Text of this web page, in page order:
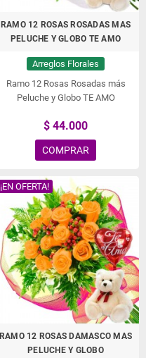
RAMO 12 ROSAS ROSADAS MAS
PELUCHE Y GLOBO TE AMO
Arreglos Florales
Ramo 12 Rosas Rosadas más
Peluche y Globo TE AMO
$ 44.000
COMPRAR
¡EN OFERTA!
RAMO 12 ROSAS DAMASCO MAS
PELUCHE Y GLOBO